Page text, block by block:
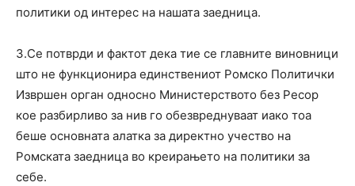
политики од интерес на нашата заедница.
3.Се потврди и фактот дека тие се главните виновници
што не функционира единствениот Ромско Политички
Извршен орган односно Министерството без Ресор
кое разбирливо за нив го обезвреднуваат иако тоа
беше основната алатка за директно учество на
Ромската заедница во креирањето на политики за
себе.